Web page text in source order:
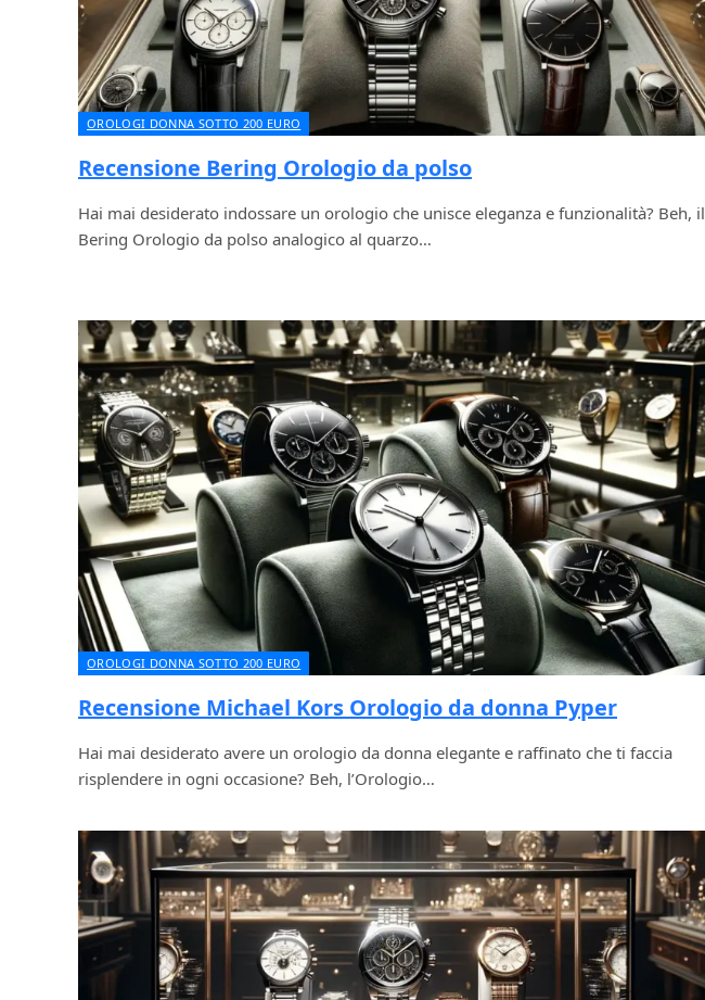
OROLOGI DONNA SOTTO 200 EURO
Recensione Bering Orologio da polso
Hai mai desiderato indossare un orologio che unisce eleganza e funzionalità? Beh, il
Bering Orologio da polso analogico al quarzo…
OROLOGI DONNA SOTTO 200 EURO
Recensione Michael Kors Orologio da donna Pyper
Hai mai desiderato avere un orologio da donna elegante e raffinato che ti faccia
risplendere in ogni occasione? Beh, l’Orologio…